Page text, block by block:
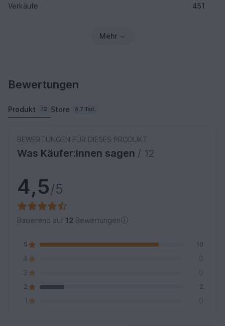
Verkäufe
451
Mehr
Bewertungen
Produkt 12 Store 6,7 Tsd.
BEWERTUNGEN FÜR DIESES PRODUKT
Was Käufer:innen sagen / 12
4,5/5
Basierend auf 12 Bewertungen
5 10
4
0
3
0
2 2
0